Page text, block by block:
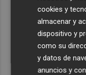
Kiat Lim preside
cookies y
almacenar y
dispositivo y
como su
y datos de
anuncios y